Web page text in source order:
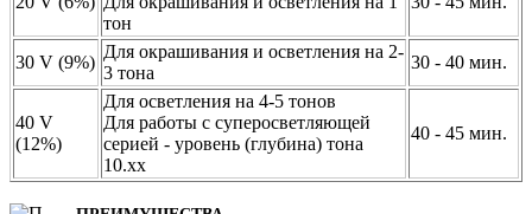
тон
30 V (9%)
Для окрашивания и осветления на 2-
3 тона
30 - 40 мин.
40 V
(12%)
Для осветления на 4-5 тонов
Для работы с суперосветляющей
серией - уровень (глубина) тона
10.хх
40 - 45 мин.